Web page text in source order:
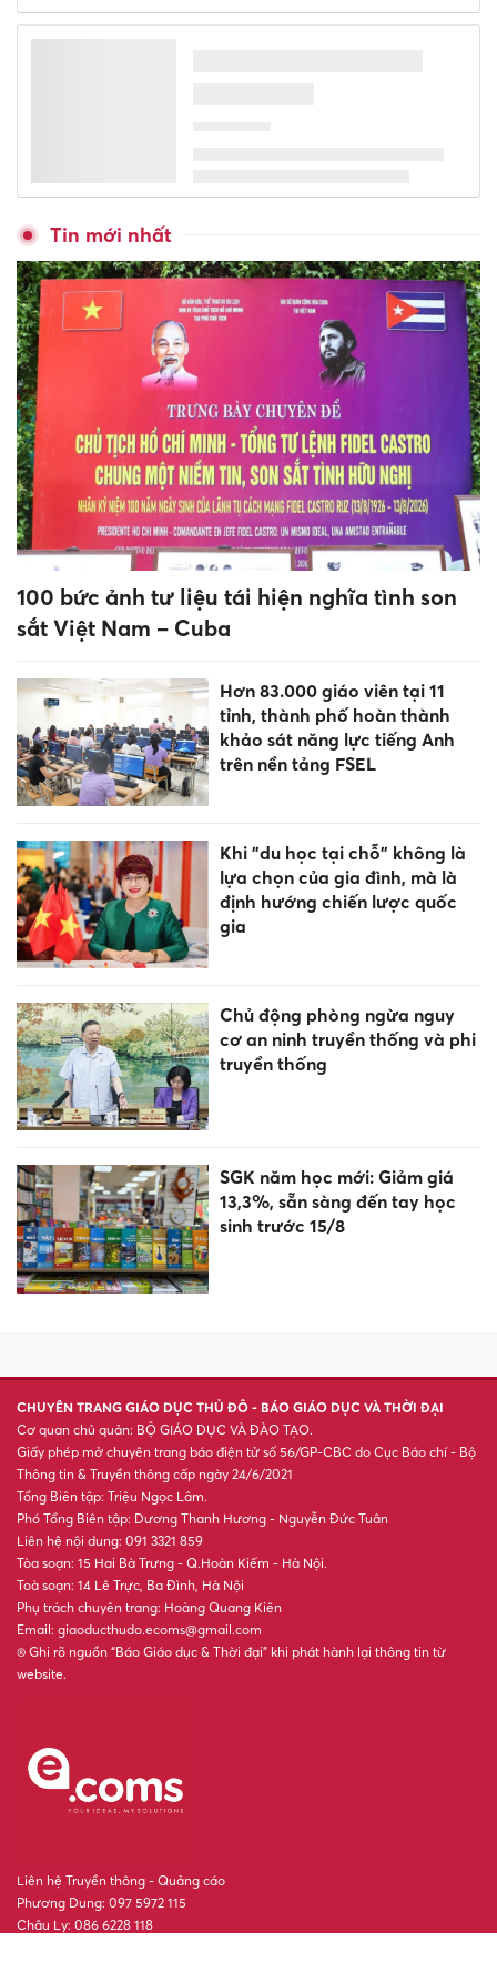
Tin mới nhất
100 bức ảnh tư liệu tái hiện nghĩa tình son
sắt Việt Nam – Cuba
Hơn 83.000 giáo viên tại 11
tỉnh, thành phố hoàn thành
khảo sát năng lực tiếng Anh
trên nền tảng FSEL
Khi "du học tại chỗ" không là
lựa chọn của gia đình, mà là
định hướng chiến lược quốc
gia
Chủ động phòng ngừa nguy
cơ an ninh truyền thống và phi
truyền thống
SGK năm học mới: Giảm giá
13,3%, sẵn sàng đến tay học
sinh trước 15/8
CHUYÊN TRANG GIÁO DỤC THỦ ĐÔ - BÁO GIÁO DỤC VÀ THỜI ĐẠI
Cơ quan chủ quản: BỘ GIÁO DỤC VÀ ĐÀO TẠO.
Giấy phép mở chuyên trang báo điện tử số 56/GP-CBC do Cục Báo chí - Bộ
Thông tin & Truyền thông cấp ngày 24/6/2021
Tổng Biên tập: Triệu Ngọc Lâm.
Phó Tổng Biên tập: Dương Thanh Hương - Nguyễn Đức Tuân
Liên hệ nội dung: 091 3321 859
Tòa soạn: 15 Hai Bà Trưng - Q.Hoàn Kiếm - Hà Nội.
Toà soạn: 14 Lê Trực, Ba Đình, Hà Nội
Phụ trách chuyên trang: Hoàng Quang Kiên
Email: giaoducthudo.ecoms@gmail.com
® Ghi rõ nguồn “Báo Giáo dục & Thời đại” khi phát hành lại thông tin từ
website.
Liên hệ Truyền thông - Quảng cáo
Phương Dung: 097 5972 115
Châu Ly: 086 6228 118